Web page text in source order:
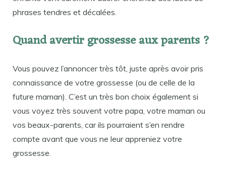
phrases tendres et décalées.
Quand avertir grossesse aux parents ?
Vous pouvez l’annoncer très tôt, juste après avoir pris
connaissance de votre grossesse (ou de celle de la
future maman). C’est un très bon choix également si
vous voyez très souvent votre papa, votre maman ou
vos beaux-parents, car ils pourraient s’en rendre
compte avant que vous ne leur appreniez votre
grossesse.